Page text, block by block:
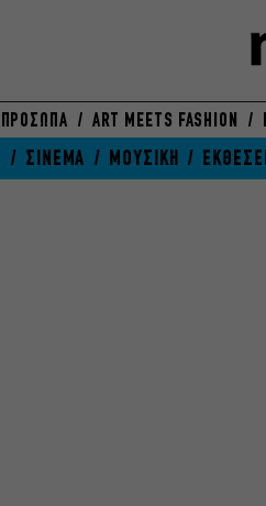
ΠΡΟΣΩΠΑ ART MEETS FASHION
ΣΙΝΕΜΑ ΜΟΥΣΙΚΗ